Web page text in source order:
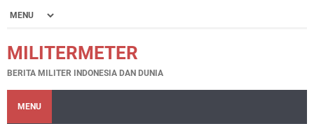
MILITERMETER
BERITA MILITER INDONESIA DAN DUNIA
MENU